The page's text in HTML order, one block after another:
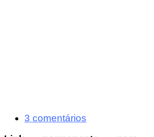
3 comentários